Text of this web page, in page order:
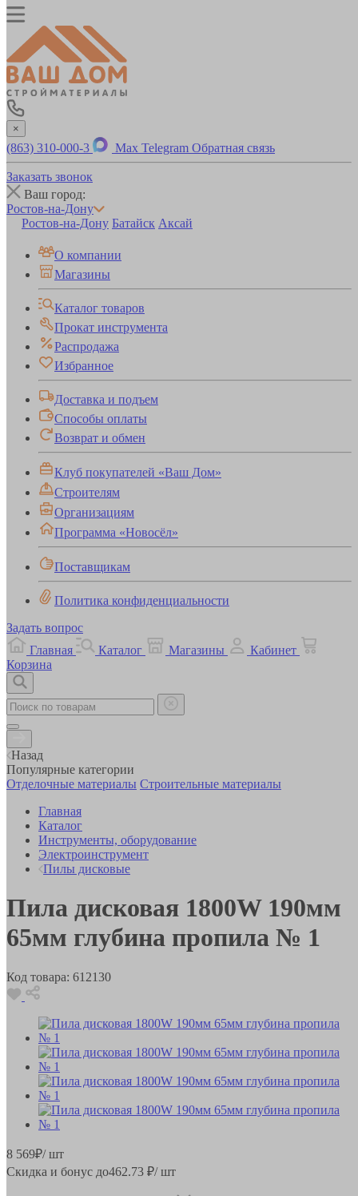
×
(863) 310-000-3 Max Telegram Обратная связь
Заказать звонок
Ваш город:
Ростов-на-Дону
Ростов-на-Дону Батайск Аксай
О компании
Магазины
Каталог товаров
Прокат инструмента
Распродажа
Избранное
Доставка и подъем
Способы оплаты
Возврат и обмен
Клуб покупателей «Ваш Дом»
Строителям
Организациям
Программа «Новосёл»
Поставщикам
Политика конфиденциальности
Задать вопрос
Главная
Каталог Магазины
Кабинет
Корзина
Назад
Популярные категории
Отделочные материалы Строительные материалы
Главная
Каталог
Инструменты, оборудование
Электроинструмент
Пилы дисковые
Пила дисковая 1800W 190мм
65мм глубина пропила № 1
Код товара: 612130
8 569₽/ шт
Скидка и бонус до462.73 ₽/ шт